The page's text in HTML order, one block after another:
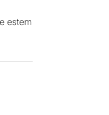
estem